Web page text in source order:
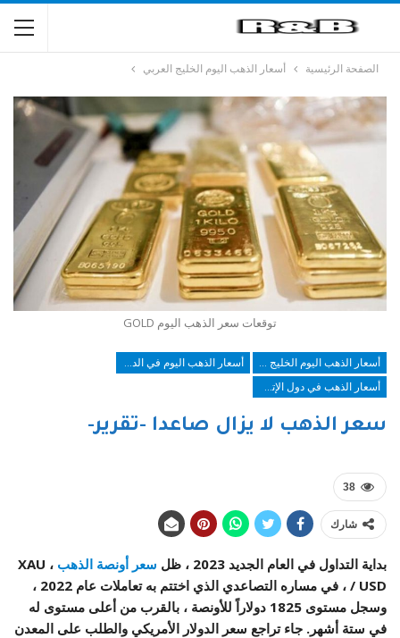
الصفحة الرئيسية أسعار الذهب اليوم الخليج العربي
توقعات سعر الذهب اليوم GOLD
سعر الذهب لا يزال صاعدا -تقرير-
38
شارك
بداية التداول في العام الجديد 2023 ، ظل سعر أونصة الذهب
، XAU
/ USD ، في مساره التصاعدي الذي اختتم به تعاملات عام 2022 ،
وسجل مستوى 1825 دولاراً للأونصة ، بالقرب من أعلى مستوى له
في ستة أشهر. جاء تراجع سعر الدولار الأمريكي والطلب على المعدن